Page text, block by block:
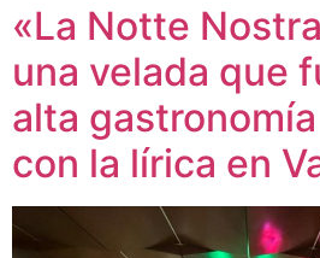
«La Notte
una velada que
alta
con la lírica en